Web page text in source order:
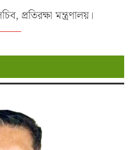
প্রতিরক্ষা মন্ত্রণালয়।